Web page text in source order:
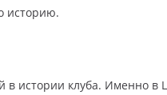
историю.
истории клуба. Именно